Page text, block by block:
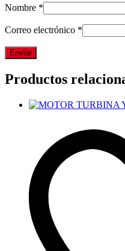
Nombre *
Correo electrónico *
Productos